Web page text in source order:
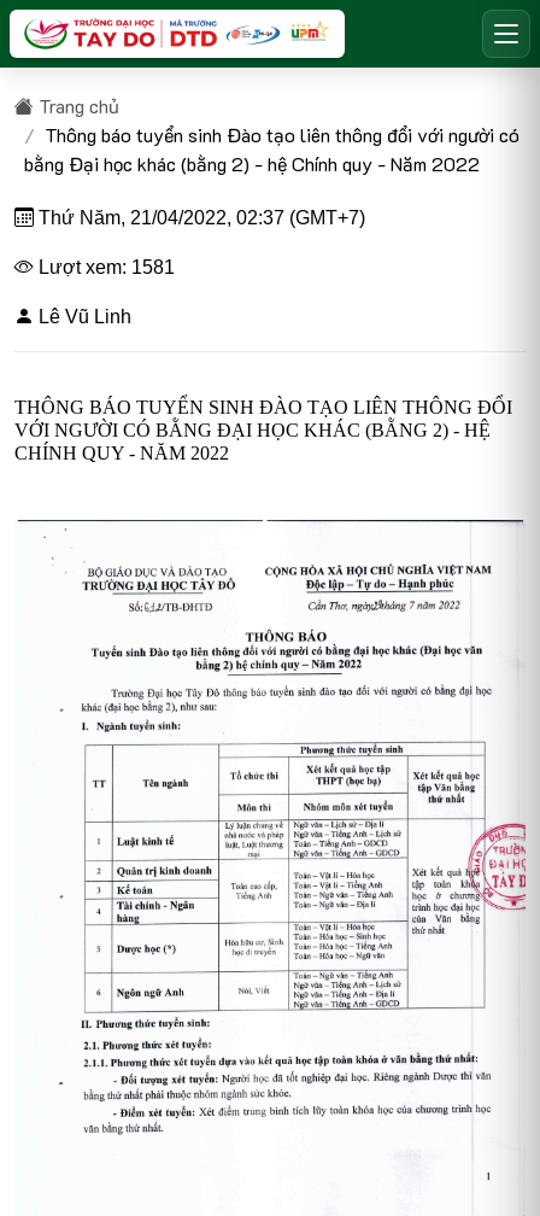
Trang chủ
Thông báo tuyển sinh Đào tạo liên thông đổi với người có
bằng Đại học khác (bằng 2) - hệ Chính quy - Năm 2022
Thứ Năm, 21/04/2022, 02:37 (GMT+7)
Lượt xem: 1581
Lê Vũ Linh
THÔNG BÁO TUYỂN SINH ĐÀO TẠO LIÊN THÔNG ĐỔI
VỚI NGƯỜI CÓ BẰNG ĐẠI HỌC KHÁC (BẰNG 2) - HỆ
CHÍNH QUY - NĂM 2022